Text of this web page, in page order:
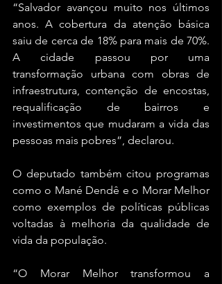
“Salvador avançou muito nos últimos
anos. A cobertura da atenção básica
saiu de cerca de 18% para mais de 70%.
A cidade passou por uma
transformação urbana com obras de
infraestrutura, contenção de encostas,
requalificação de bairros e
investimentos que mudaram a vida das
pessoas mais pobres”, declarou.
O deputado também citou programas
como o Mané Dendê e o Morar Melhor
como exemplos de políticas públicas
voltadas à melhoria da qualidade de
vida da população.
“O Morar Melhor transformou a